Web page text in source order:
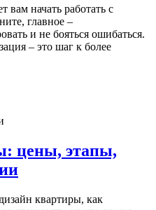
вам начать работать с
главное –
и не бояться ошибаться.
– это шаг к более
цены, этапы,
квартиры, как